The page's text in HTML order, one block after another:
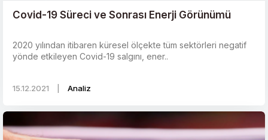
Covid-19 Süreci ve Sonrası Enerji Görünümü
2020 yılından itibaren küresel ölçekte tüm sektörleri negatif
yönde etkileyen Covid-19 salgını, ener..
15.12.2021 Analiz